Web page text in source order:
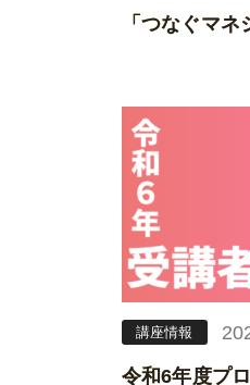
「つなぐマ
講座情報
令和6年度プ